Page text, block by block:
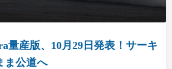
量産版、10月29日発表！サーキ
ま公道へ